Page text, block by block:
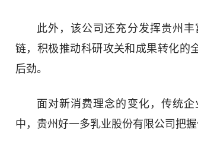
此外，该公司还充分发挥贵州
链，积极推动科研攻关和成果转化的
后劲。
面对新消费理念的变化，传统
中，贵州好一多乳业股份有限公司把握